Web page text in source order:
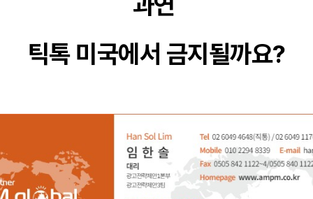
틱톡 미국에서 금지될까요?